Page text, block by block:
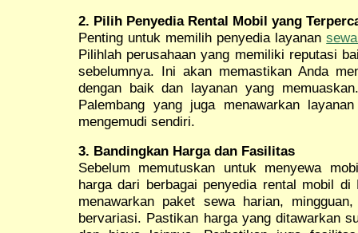
2. Pilih Penyedia Rental Mobil yang
Penting untuk memilih penyedia layanan
Pilihlah perusahaan yang memiliki reputasi
sebelumnya. Ini akan memastikan Anda
dengan baik dan layanan yang
Palembang yang juga menawarkan
mengemudi sendiri.
3. Bandingkan Harga dan Fasilitas
Sebelum memutuskan untuk menyewa
harga dari berbagai penyedia rental mobil di
menawarkan paket sewa harian,
bervariasi. Pastikan harga yang ditawarkan